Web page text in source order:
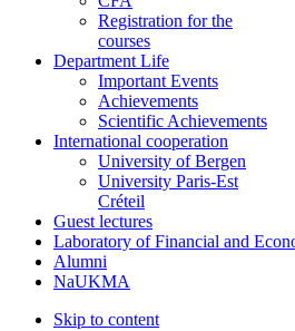
Registration for the
courses
Department Life
Important Events
Achievements
Scientific Achievements
International cooperation
University of Bergen
University Paris-Est
Créteil
Guest lectures
Laboratory of Financial and
Alumni
NaUKMA
Skip to content